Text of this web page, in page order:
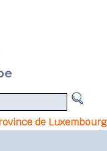
de Luxembourg